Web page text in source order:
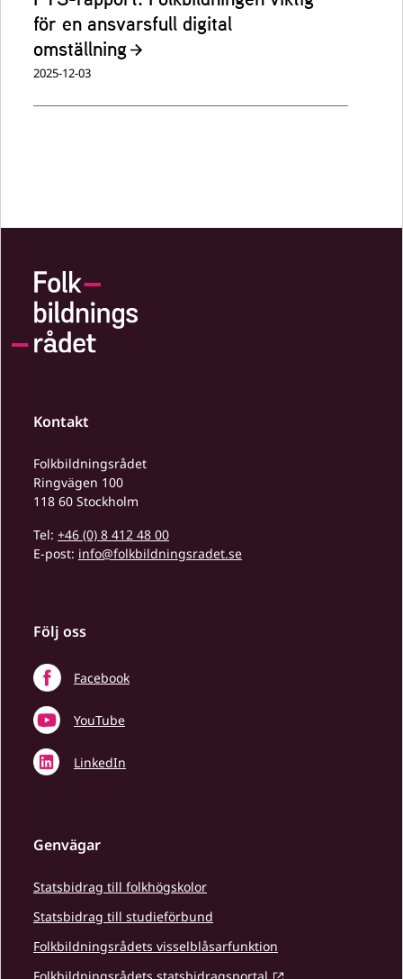
för en ansvarsfull digital
omställning
2025-12-03
Kontakt
Folkbildningsrådet
Ringvägen 100
118 60 Stockholm
Tel: +46 (0) 8 412 48 00
E-post: info@folkbildningsradet.se
Följ oss
Facebook
YouTube
LinkedIn
Genvägar
Statsbidrag till folkhögskolor
Statsbidrag till studieförbund
Folkbildningsrådets visselblåsarfunktion